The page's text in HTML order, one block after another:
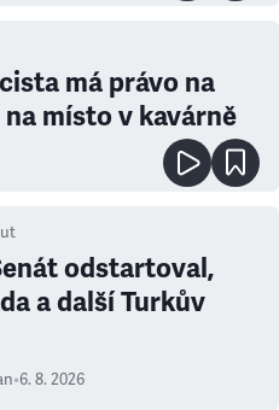
má právo na
na místo v kavárně
odstartoval,
a další Turkův
•6. 8. 2026